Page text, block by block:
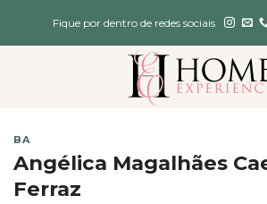
Fique por dentro de redes sociais
BA
Angélica Magalhães
Ferraz